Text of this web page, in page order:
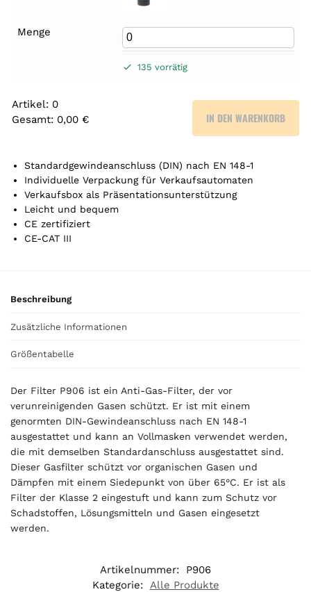
Menge
135 vorrätig
Artikel: 0
Gesamt: 0,00 €
r
t
i
k
e
l
u
t
o
l
i
s
0
,
0
0
€
IN DEN WARENKORB
Standardgewindeanschluss (DIN) nach EN 148-1
Individuelle Verpackung für Verkaufsautomaten
Verkaufsbox als Präsentationsunterstützung
Leicht und bequem
CE zertifiziert
CE-CAT III
Beschreibung
Zusätzliche Informationen
Größentabelle
Der Filter P906 ist ein Anti-Gas-Filter, der vor
verunreinigenden Gasen schützt. Er ist mit einem
genormten DIN-Gewindeanschluss nach EN 148-1
ausgestattet und kann an Vollmasken verwendet werden,
die mit demselben Standardanschluss ausgestattet sind.
Dieser Gasfilter schützt vor organischen Gasen und
Dämpfen mit einem Siedepunkt von über 65°C. Er ist als
Filter der Klasse 2 eingestuft und kann zum Schutz vor
Schadstoffen, Lösungsmitteln und Gasen eingesetzt
werden.
Artikelnummer:
P906
Kategorie: Alle Produkte